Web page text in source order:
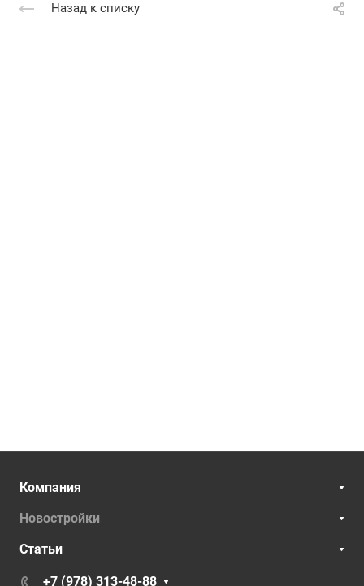
Назад к списку
Компания
Новостройки
Статьи
+7 (978) 313-48-88